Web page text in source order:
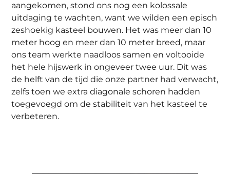
aangekomen, stond ons nog een kolossale
uitdaging te wachten, want we wilden een episch
zeshoekig kasteel bouwen. Het was meer dan 10
meter hoog en meer dan 10 meter breed, maar
ons team werkte naadloos samen en voltooide
het hele hijswerk in ongeveer twee uur. Dit was
de helft van de tijd die onze partner had verwacht,
zelfs toen we extra diagonale schoren hadden
toegevoegd om de stabiliteit van het kasteel te
verbeteren.